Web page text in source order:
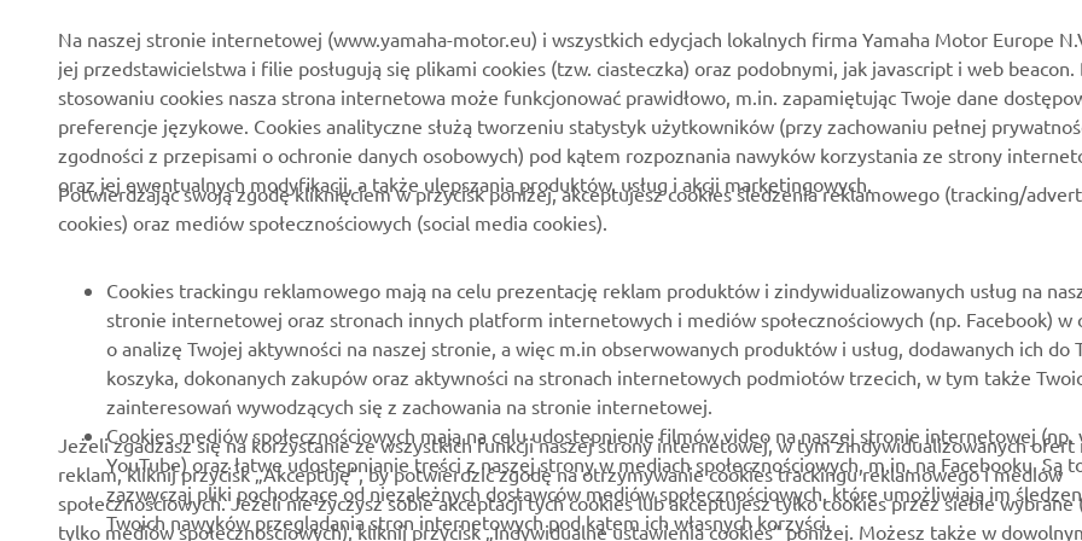
Aktualności
Wydarzenia
Polska strona prasowa
Broszury
Praca w Yamaha
Zasady dotyczące praw
człowieka
Podstawowa polityka
zrównoważonego rozwoju
Kanał do informowania o
nieprawidłowościach
Służby mundurowe
Golf / Pojazdy
funkcjonalne
Ratownictwo
Szkoły jazdy
Partnerstwa
Informacje techniczne dla
Niezależnych Dealerów
Yamalube Safety Data
Sheets
Yamaha Music
Yamaha Racing
Yamaha Motor Global
Aplikacje mobilne
Zarezerwuj konserwację
Kontakt
Mapa dealerów
Zarządzania zużytymi
akumulatorami
jej przedstawicielstwa i filie posługują się plikami cookies (tzw. ciasteczka) oraz podobnymi, jak javascript i web beacon.
stosowaniu cookies nasza strona internetowa może funkcjonować prawidłowo, m.in. zapamiętując Twoje dane
preferencje językowe. Cookies analityczne służą tworzeniu statystyk użytkowników (przy zachowaniu pełnej
zgodności z przepisami o ochronie danych osobowych) pod kątem rozpoznania nawyków korzystania ze strony
oraz jej ewentualnych modyfikacji, a także ulepszania produktów, usług i akcji marketingowych.
Potwierdzając swoją zgodę kliknięciem w przycisk poniżej, akceptujesz cookies śledzenia reklamowego (tracking/
cookies) oraz mediów społecznościowych (social media cookies).
stronie internetowej oraz stronach innych platform internetowych i mediów społecznościowych (np. Facebook) w
o analizę Twojej aktywności na naszej stronie, a więc m.in obserwowanych produktów i usług, dodawanych ich do
koszyka, dokonanych zakupów oraz aktywności na stronach internetowych podmiotów trzecich, w tym także
zainteresowań wywodzących się z zachowania na stronie internetowej.
Cookies mediów społecznościowych mają na celu udostepnienie filmów video na naszej stronie internetowej (np.
YouTube) oraz łatwe udostepnianie treści z naszej strony w mediach społecznościowych, m.in. na Facebooku. Są
zazwyczaj pliki pochodzące od niezależnych dostawców mediów społecznościowych, które umożliwiają im
Twoich nawyków przeglądania stron internetowych pod kątem ich własnych korzyści.
Jeżeli zgadzasz się na korzystanie ze wszystkich funkcji naszej strony internetowej, w tym zindywidualizowanych ofert i
reklam, kliknij przycisk „Akceptuję”, by potwierdzić zgodę na otrzymywanie cookies trackingu reklamowego i mediów
społecznościowych. Jeżeli nie życzysz sobie akceptacji tych cookies lub akceptujesz tylko cookies przez siebie wybrane
tylko mediów społecznościowych), kliknij przycisk „Indywidualne ustawienia cookies” poniżej. Możesz także w